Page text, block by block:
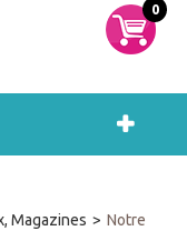
0
Magazines > Notre